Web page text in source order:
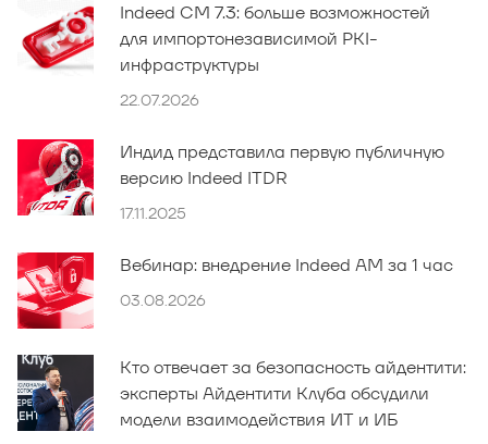
Indeed CM 7.3: больше возможностей
для импортонезависимой PKI-
инфраструктуры
22.07.2026
Индид представила первую публичную
версию Indeed ITDR
17.11.2025
Вебинар: внедрение Indeed AM за 1 час
03.08.2026
Кто отвечает за безопасность айдентити:
эксперты Айдентити Клуба обсудили
модели взаимодействия ИТ и ИБ